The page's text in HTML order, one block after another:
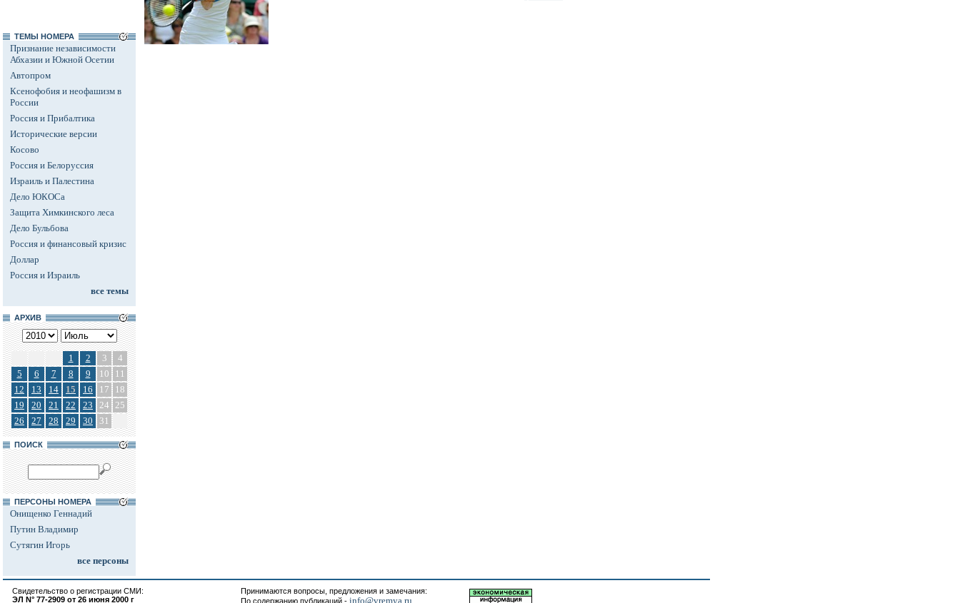
ТЕМЫ НОМЕРА
Признание независимости
Абхазии и Южной Осетии
Автопром
Ксенофобия и неофашизм в
России
Россия и Прибалтика
Исторические версии
Косово
Россия и Белоруссия
Израиль и Палестина
Дело ЮКОСа
Защита Химкинского леса
Дело Бульбова
Россия и финансовый кризис
Доллар
Россия и Израиль
все темы
АРХИВ
1 2 3
4
5
6 7 8 9 10
11
12
13 14 15 16 17
18
19
20 21 22 23 24 25
26
27 28 29 30 31
ПОИСК
ПЕРСОНЫ НОМЕРА
Онищенко Геннадий
Путин Владимир
Сутягин Игорь
все персоны
Свидетельство о регистрации СМИ:
ЭЛ N° 77-2909 от 26 июня 2000 г
Принимаются вопросы, предложения и замечания:
По содержанию публикаций - info@vremya.ru